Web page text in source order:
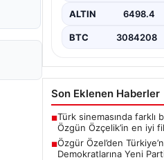
toplantısında önemli
ALTIN 6498.4
BTC 3084208
Son Eklenen Haberler
■Türk sinemasında farklı
Özgün Özçelik’in en iyi
■Özgür Özel’den
Demokratlarına Yeni Parti